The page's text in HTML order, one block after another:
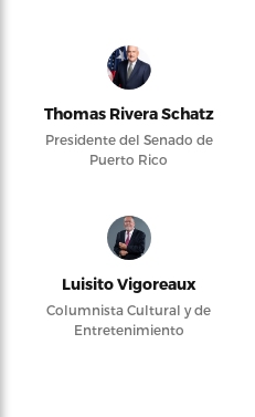
Thomas Rivera Schatz
Presidente del Senado de
Puerto Rico
Luisito Vigoreaux
Columnista Cultural y de
Entretenimiento